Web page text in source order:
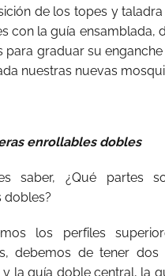
de los topes y
con la guía ensamblada,
graduar su enganche
nuestras nuevas
enrollables dobles
saber, ¿Qué partes
dobles?
los perfiles
debemos de tener dos
la guía doble central, la